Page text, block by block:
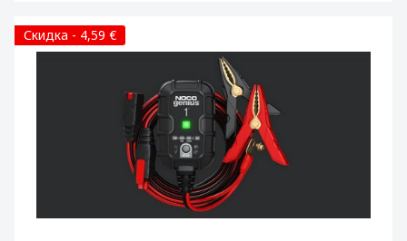
Скидка - 4,59 €